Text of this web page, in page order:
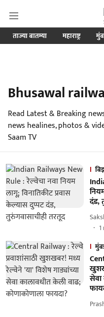
ताज्या बातम्या महाराष्ट्र
Bhusawal
Read Latest & Breaking
news healines, photos &
Saam TV
दंड,
1
सेवा